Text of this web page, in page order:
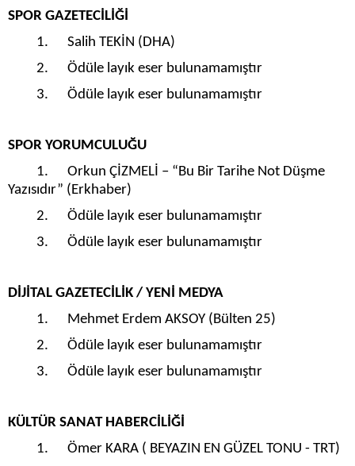
SPOR GAZETECİLİĞİ
1. Salih TEKİN (DHA)
2. Ödüle layık eser bulunamamıştır
3. Ödüle layık eser bulunamamıştır
SPOR YORUMCULUĞU
1. Orkun ÇİZMELİ – “Bu Bir Tarihe Not Düşme
Yazısıdır” (Erkhaber)
2. Ödüle layık eser bulunamamıştır
3. Ödüle layık eser bulunamamıştır
DİJİTAL GAZETECİLİK / YENİ MEDYA
1. Mehmet Erdem AKSOY (Bülten 25)
2. Ödüle layık eser bulunamamıştır
3. Ödüle layık eser bulunamamıştır
KÜLTÜR SANAT HABERCİLİĞİ
1. Ömer KARA ( BEYAZIN EN GÜZEL TONU - TRT)